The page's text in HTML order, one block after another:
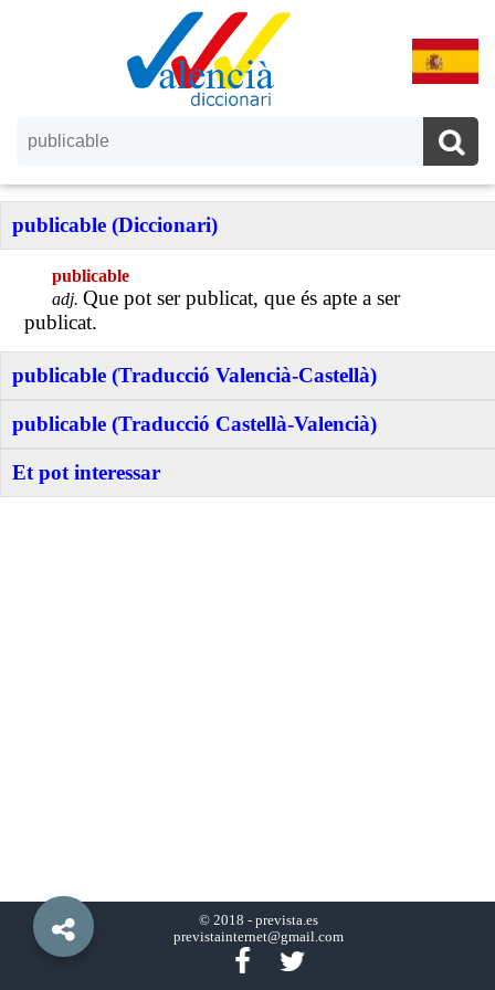
publicable (Diccionari)
publicable
adj.Que pot ser publicat, que és apte a ser
publicat.
publicable (Traducció Valencià-Castellà)
publicable (Traducció Castellà-Valencià)
Et pot interessar
© 2018 - prevista.es
previstainternet@gmail.com